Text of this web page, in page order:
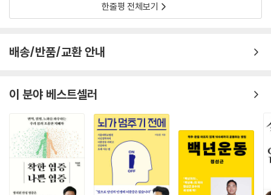
한줄평 전체보기
배송/반품/교환 안내
이 분야 베스트셀러